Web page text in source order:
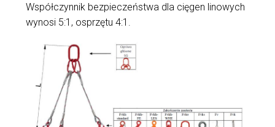
Współczynnik bezpieczeństwa dla cięgen linowych
wynosi 5:1, osprzętu 4:1.